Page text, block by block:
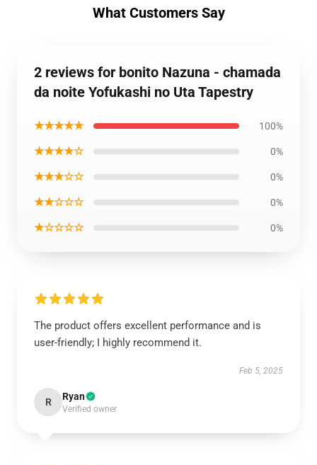
What Customers Say
2 reviews for bonito Nazuna - chamada
da noite Yofukashi no Uta Tapestry
★★★★★ 100%
★★★★☆ 0%
★★★☆☆ 0%
★★☆☆☆ 0%
★☆☆☆☆ 0%
The product offers excellent performance and is
user-friendly; I highly recommend it.
Feb 5, 2025
R Ryan
Verified owner